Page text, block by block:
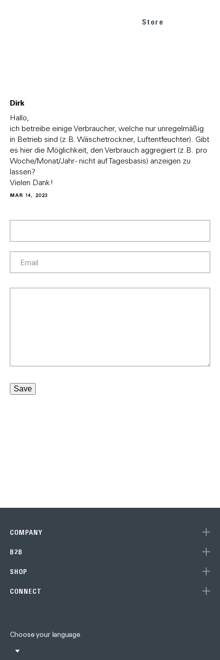
Store
Dirk
Hallo,
ich betreibe einige Verbraucher, welche nur unregelmäßig
in Betrieb sind (z.B. Wäschetrockner, Luftentfeuchter). Gibt
es hier die Möglichkeit, den Verbrauch aggregiert (z.B. pro
Woche/Monat/Jahr - nicht auf Tagesbasis) anzeigen zu
lassen?
Vielen Dank!
MAR 14, 2023
COMPANY
B2B
SHOP
CONNECT
Choose your language